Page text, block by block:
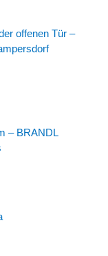
offenen Tür –
– BRANDL